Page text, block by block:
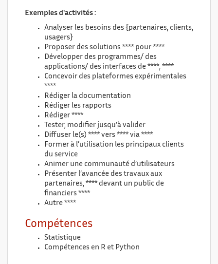
Exemples d'activités :
Analyser les besoins des {partenaires, clients,
usagers}
Proposer des solutions **** pour ****
Développer des programmes/ des
applications/ des interfaces de ****, ****
Concevoir des plateformes expérimentales
****
Rédiger la documentation
Rédiger les rapports
Rédiger ****
Tester, modifier jusqu’à valider
Diffuser le(s) **** vers **** via ****
Former à l’utilisation les principaux clients
du service
Animer une communauté d’utilisateurs
Présenter l’avancée des travaux aux
partenaires, **** devant un public de
financiers ****
Autre ****
Compétences
Statistique
Compétences en R et Python